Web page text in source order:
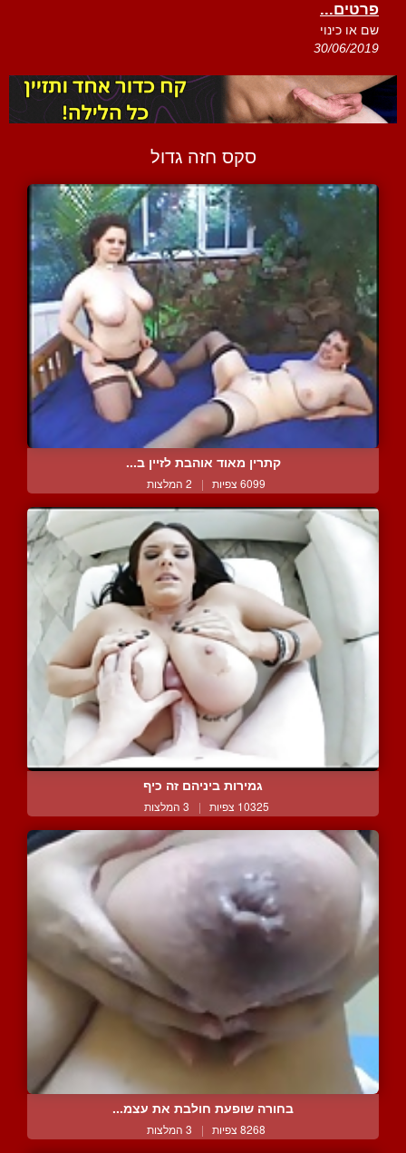
פרטים...
שם או כינוי
30/06/2019
סקס חזה גדול
קתרין מאוד אוהבת לזיין ב...
6099 צפיות | 2 המלצות
גמירות ביניהם זה כיף
10325 צפיות | 3 המלצות
בחורה שופעת חולבת את עצמ...
8268 צפיות | 3 המלצות